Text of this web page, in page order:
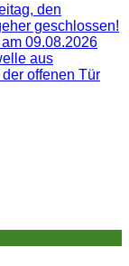
den
geschlossen!
09.08.2026
aus
offenen Tür